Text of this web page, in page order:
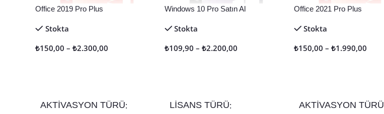
Office 2019 Pro Plus
Stokta
₺150,00 – ₺2.300,00
AKTIVASYON TÜRÜ
Windows 10 Pro Satın Al
Stokta
₺109,90 – ₺2.200,00
LISANS TÜRÜ
Office 2021 Pro Plus
Stokta
₺150,00 – ₺1.990,00
AKTIVASYON TÜRÜ